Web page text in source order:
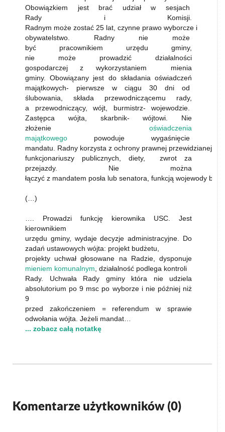
Obowiązkiem jest brać udział w sesjach
Rady i Komisji.
Radnym może zostać 25 lat, czynne prawo wyborcze i
obywatelstwo. Radny nie może
być pracownikiem urzędu gminy,
nie może prowadzić działalności
gospodarczej z wykorzystaniem mienia
gminy. Obowiązany jest do składania oświadczeń
majątkowych- pierwsze w ciągu 30 dni od
ślubowania, składa przewodniczącemu rady,
a przewodniczący, wójt, burmistrz- wojewodzie.
Zastępca wójta, skarbnik- wójtowi. Nie
złożenie oświadczenia
majątkowego powoduje wygaśnięcie
mandatu. Radny korzysta z ochrony prawnej przewidzianej dla
funkcjonariuszy publicznych, diety, zwrot za
przejazdy. Nie można
łączyć z mandatem posła lub senatora, funkcją wojewody
(…)
…. Prowadzi funkcję kierownika USC. Jest
kierownikiem
urzędu gminy, wydaje decyzje administracyjne. Do
zadań ustawowych wójta: projekt budżetu,
projekty uchwał głosowane na Radzie, dysponuje
mieniem komunalnym , działalność podlega kontroli
Rady. Uchwała Rady gminy która nie udziela
absolutorium po 9 msc po wyborze i nie później niż
9
przed zakończeniem = referendum w sprawie
odwołania wójta. Jeżeli mandat…
... zobacz całą notatkę
Komentarze użytkowników (0)